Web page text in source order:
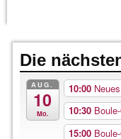
Die
AUG.
10
Mo.
10:00
10:30
15:00